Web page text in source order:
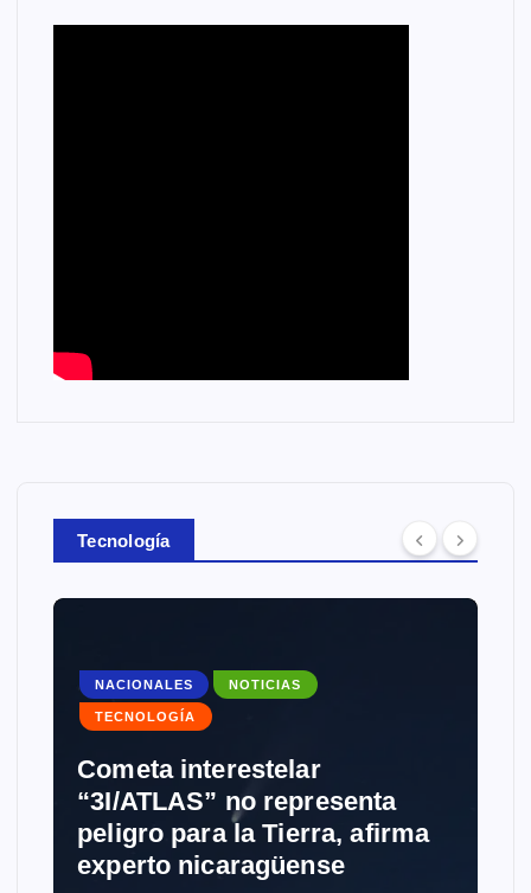
Tecnología
NACIONALES NOTICIAS
TECNOLOGÍA
Cometa interestelar
“3I/ATLAS” no representa
peligro para la Tierra, afirma
experto nicaragüense